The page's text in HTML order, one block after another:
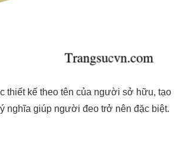
thiết kế theo tên của người sở hữu, tạo
nghĩa giúp người đeo trở nên đặc biệt.